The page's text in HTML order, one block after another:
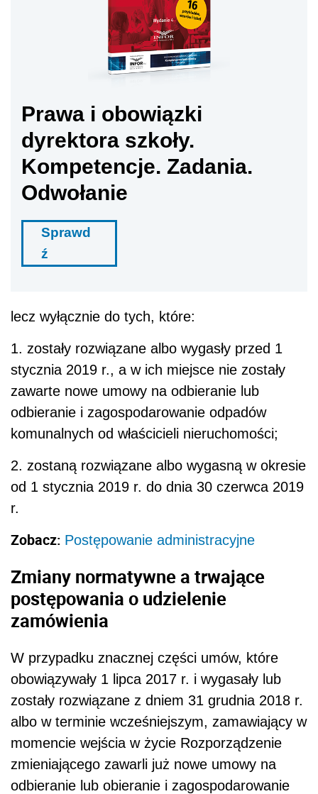
Prawa i obowiązki
dyrektora szkoły.
Kompetencje. Zadania.
Odwołanie
Sprawd
ź
lecz wyłącznie do tych, które:
1. zostały rozwiązane albo wygasły przed 1
stycznia 2019 r., a w ich miejsce nie zostały
zawarte nowe umowy na odbieranie lub
odbieranie i zagospodarowanie odpadów
komunalnych od właścicieli nieruchomości;
2. zostaną rozwiązane albo wygasną w okresie
od 1 stycznia 2019 r. do dnia 30 czerwca 2019
r.
Zobacz: Postępowanie administracyjne
Zmiany normatywne a trwające
postępowania o udzielenie
zamówienia
W przypadku znacznej części umów, które
obowiązywały 1 lipca 2017 r. i wygasały lub
zostały rozwiązane z dniem 31 grudnia 2018 r.
albo w terminie wcześniejszym, zamawiający w
momencie wejścia w życie Rozporządzenie
zmieniającego zawarli już nowe umowy na
odbieranie lub obieranie i zagospodarowanie